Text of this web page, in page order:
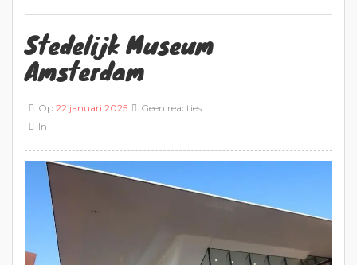
Stedelijk Museum
Amsterdam
Op 22 januari 2025
In
Geen reacties